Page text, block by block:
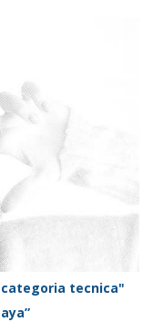
categoria tecnica"